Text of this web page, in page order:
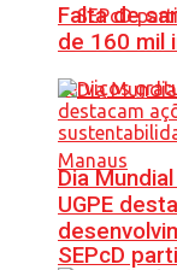
SEPcD
Falta de
de 160 mil
Dia
UGPE